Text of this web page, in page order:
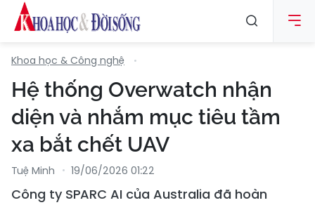
Khoa học & Công nghệ
Hệ thống Overwatch nhận
diện và nhắm mục tiêu tầm
xa bắt chết UAV
Tuệ Minh 19/06/2026 01:22
Công ty SPARC AI của Australia đã hoàn